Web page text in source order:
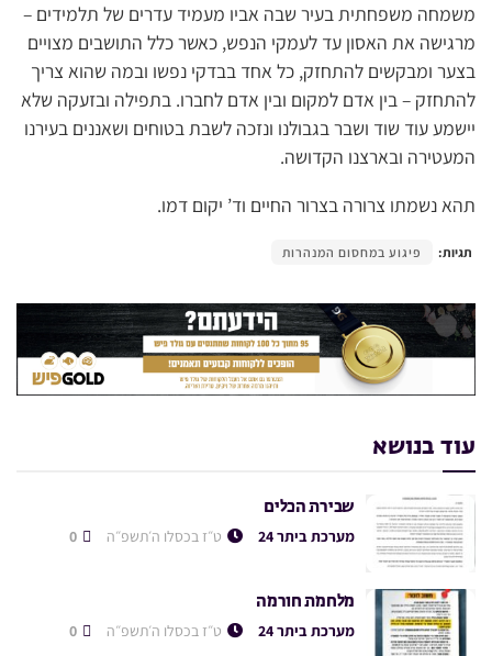
משמחה משפחתית בעיר שבה אביו מעמיד עדרים של תלמידים –
מרגישה את האסון עד לעמקי הנפש, כאשר כלל התושבים מצויים
בצער ומבקשים להתחזק, כל אחד בבדקי נפשו ובמה שהוא צריך
להתחזק – בין אדם למקום ובין אדם לחברו. בתפילה ובזעקה שלא
יישמע עוד שוד ושבר בגבולנו ונזכה לשבת בטוחים ושאננים בעירנו
המעטירה ובארצנו הקדושה.
תהא נשמתו צרורה בצרור החיים וד’ יקום דמו.
תגיות: פיגוע במחסום המנהרות
עוד בנושא
שבירת הכלים
מערכת ביתר 24 ט״ז בכסלו ה׳תשפ״ה
מלחמת חורמה
מערכת ביתר 24 ט״ז בכסלו ה׳תשפ״ה